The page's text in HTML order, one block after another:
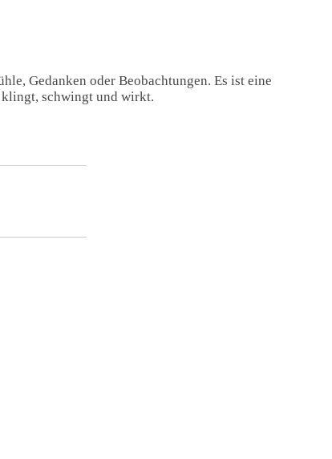
Gedanken oder Beobachtungen. Es ist eine
klingt, schwingt und wirkt.